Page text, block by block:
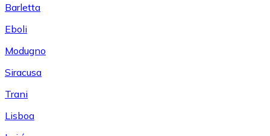
Barletta
Eboli
Modugno
Siracusa
Trani
Lisboa